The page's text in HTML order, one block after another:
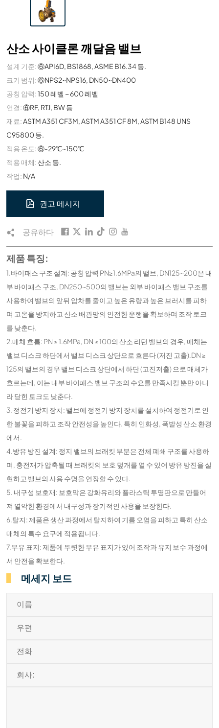
산소 사이클론 깨달음 밸브
설계 기준:⑥API6D, BS1868, ASME B16.34 등.
크기 범위:⑥NPS2~NPS16, DN50~DN400
공칭 압력:150 레벨 ~ 600 레벨
연결:⑥RF, RTJ, BW 등
재료: ASTM A351 CF3M, ASTM A351 CF 8M, ASTM B148 UNS
C95800 등.
적용 온도:⑥-29℃~150℃
적용 매체:산소 등.
작업: N/A
권고 메시지
공유하다
제품 특징:
1.바이패스 구조 설계: 공칭 압력 PN≥1.6MPa의 밸브, DN125~200은 내
부 바이패스 구조, DN250~500의 밸브는 외부 바이패스 밸브 구조를
사용하여 밸브의 앞뒤 압차를 줄이고 높은 유량과 높은 브러시를 피하
며 고온을 방지하고 산소 배관망의 안전한 운행을 확보하며 조작 토크
를 낮춘다.
2.매체 흐름: PN ≥ 1.6MPa, DN ≤ 100의 산소 리턴 밸브의 경우, 매체는
밸브 디스크 하단에서 밸브 디스크 상단으로 흐른다 (저진 고출).DN ≥
125의 밸브의 경우 밸브 디스크 상단에서 하단 (고진저출) 으로 매체가
흐르는데, 이는 내부 바이패스 밸브 구조의 수요를 만족시킬 뿐만 아니
라 닫힌 토크도 낮춘다.
3. 정전기 방지 장치: 밸브에 정전기 방지 장치를 설치하여 정전기로 인
한 불꽃을 피하고 조작 안전성을 높인다. 특히 인화성, 폭발성 산소 환경
에서.
4.방유 방진 설계: 정지 밸브의 브래킷 부분은 전체 폐쇄 구조를 사용하
며, 충전재가 압축될 때 브래킷의 보호 덮개를 열 수 있어 방유 방진을 실
현하고 밸브의 사용 수명을 연장할 수 있다.
5. 내구성 보호재: 보호막은 강화유리와 플라스틱 투명판으로 만들어
져 열악한 환경에서 내구성과 장기적인 사용을 보장한다.
6.탈지: 제품은 생산 과정에서 탈지하여 기름 오염을 피하고 특히 산소
매체의 특수 요구에 적용됩니다.
7.무유 표지: 제품에 뚜렷한 무유 표지가 있어 조작과 유지 보수 과정에
서 안전을 확보한다.
메세지 보드